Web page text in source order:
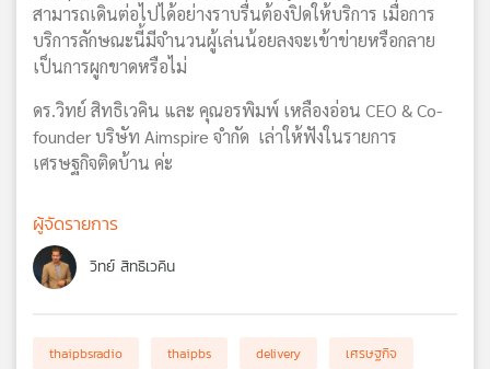
สามารถเดินต่อไปได้อย่างราบรื่นต้องปิดให้บริการ เมื่อการ
บริการลักษณะนี้มีจำนวนผู้เล่นน้อยลงจะเข้าข่ายหรือกลาย
เป็นการผูกขาดหรือไม่
ดร.วิทย์ สิทธิเวคิน และ คุณอรพิมพ์ เหลืองอ่อน CEO & Co-
founder บริษัท Aimspire จำกัด เล่าให้ฟังในรายการ
เศรษฐกิจติดบ้าน ค่ะ
ผู้จัดรายการ
วิทย์ สิทธิเวคิน
thaipbsradio thaipbs delivery
เศรษฐกิจ